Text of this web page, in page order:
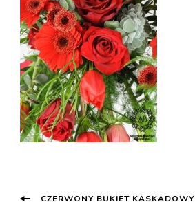
Post
CZERWONY BUKIET KASKADOWY